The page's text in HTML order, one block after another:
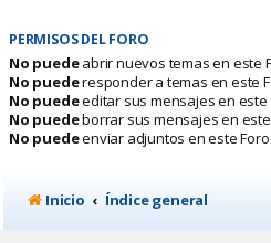
PERMISOS DEL FORO
No puedeabrir nuevos temas en este
No puederesponder a temas en este
No puedeeditar sus mensajes en este
No puedeborrar sus mensajes en este
No puedeenviar adjuntos en este Foro
Inicio Índice general